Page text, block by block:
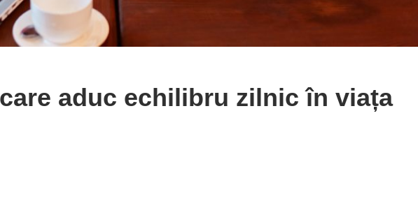
aduc echilibru zilnic în viața